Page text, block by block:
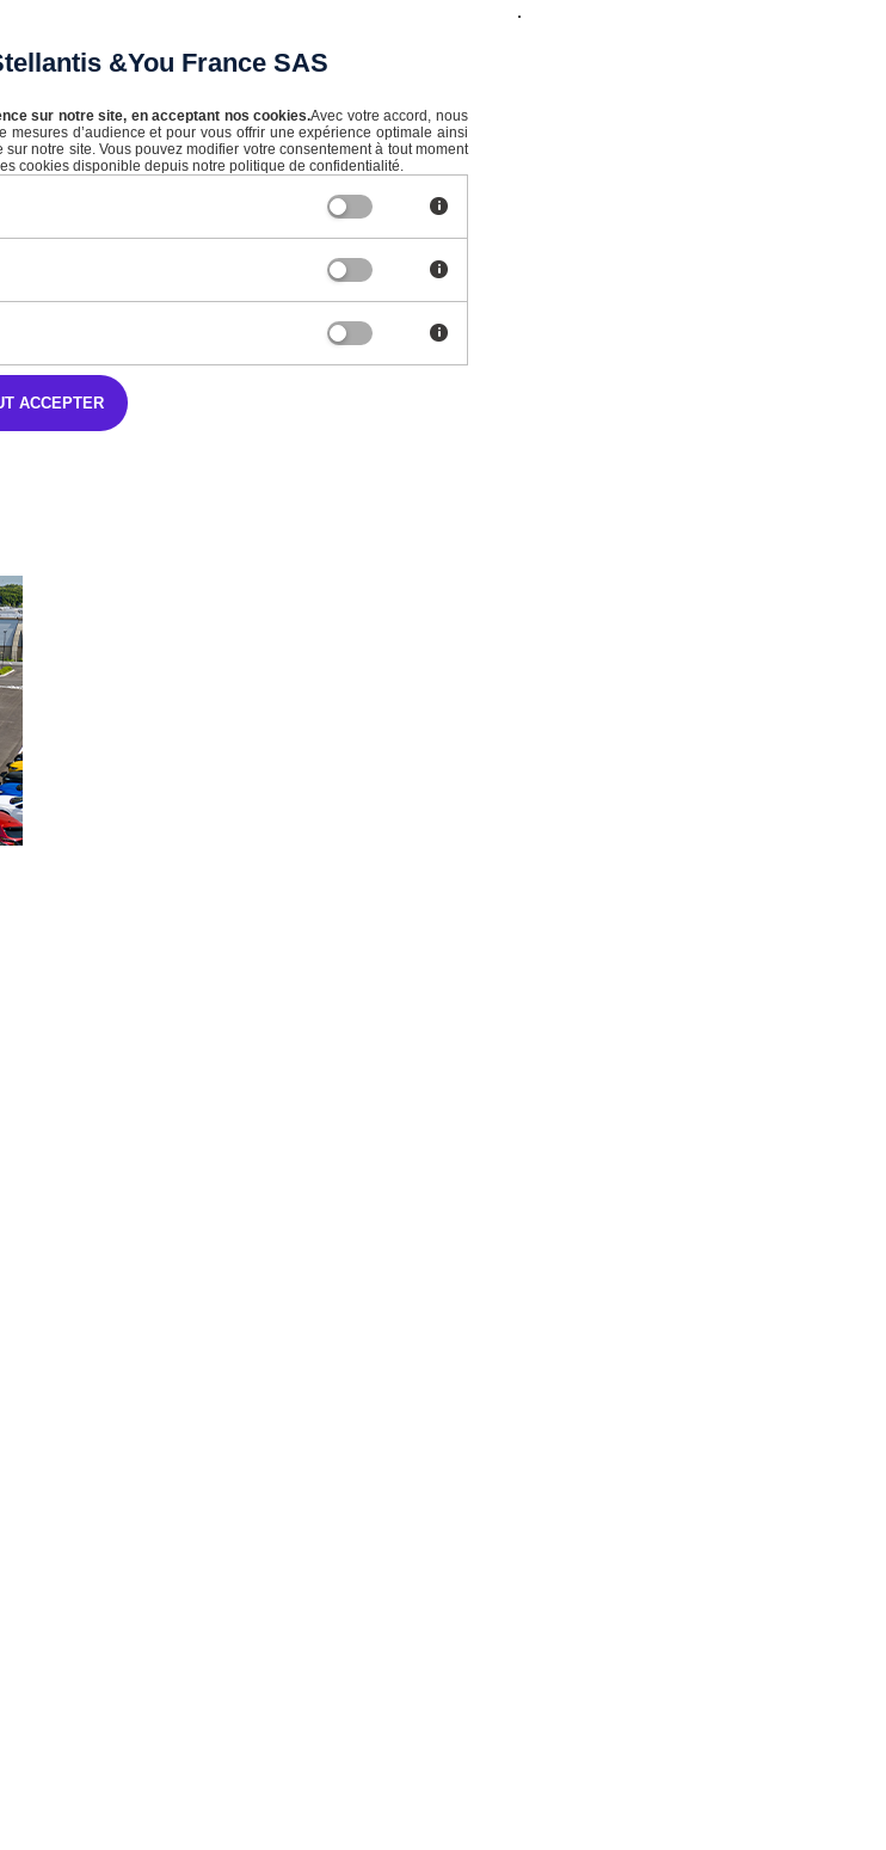
rapidement pour vous accompagner vers la formule idéale.
vous engager.&You France SAS
sur notre site, en acceptant nos cookies.Avec votre accord, nous
mesures d’audience et pour vous offrir une expérience optimale ainsi
sur notre site. Vous pouvez modifier votre consentement à tout moment
cookies disponible depuis notre politique de confidentialité.
ACCEPTER